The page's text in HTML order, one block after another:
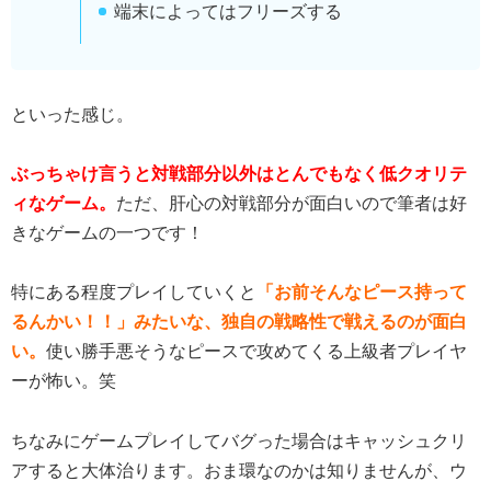
端末によってはフリーズする
といった感じ。
ぶっちゃけ言うと対戦部分以外はとんでもなく低クオリテ
ィなゲーム。 ただ、肝心の対戦部分が面白いので筆者は好
きなゲームの一つです！
特にある程度プレイしていくと
「お前そんなピース持って
るんかい！！」みたいな、独自の戦略性で戦えるのが面白
い。 使い勝手悪そうなピースで攻めてくる上級者プレイヤ
ーが怖い。笑
ちなみにゲームプレイしてバグった場合はキャッシュクリ
アすると大体治ります。おま環なのかは知りませんが、ウ